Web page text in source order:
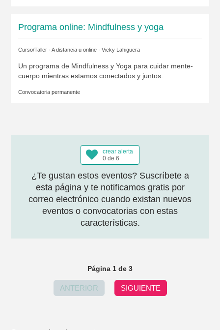
Programa online: Mindfulness y yoga
Curso/Taller · A distancia u online · Vicky Lahiguera
Un programa de Mindfulness y Yoga para cuidar mente-
cuerpo mientras estamos conectados y juntos.
Convocatoria permanente
crear alerta
0 de 6
¿Te gustan estos eventos? Suscríbete a
esta página y te notificamos gratis por
correo electrónico cuando existan nuevos
eventos o convocatorias con estas
características.
Página 1 de 3
ANTERIOR SIGUIENTE